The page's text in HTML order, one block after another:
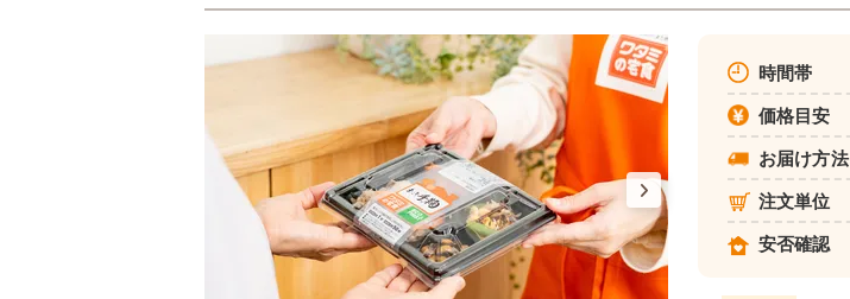
時間帯
価格目安
お届け方法
注文単位
安否確認